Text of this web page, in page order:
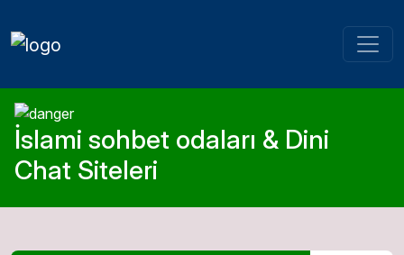
İslami sohbet odaları & Dini
Chat Siteleri